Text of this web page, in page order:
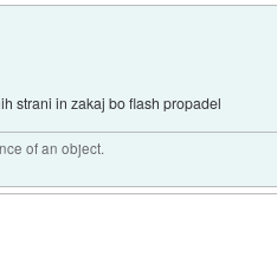
strani in zakaj bo flash propadel
of an object.